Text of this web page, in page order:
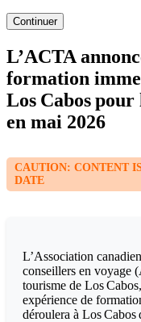
Continuer
L’ACTA
formation
Los Cabos pour
en mai 2026
CAUTION: CONTENT
DATE
L’Association
conseillers en voyage
tourisme de Los
expérience de
déroulera à Los